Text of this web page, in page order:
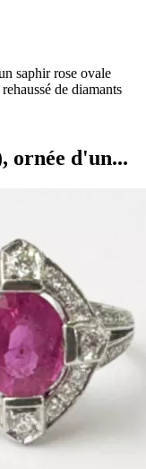
saphir rose ovale
de diamants
ornée d'un...